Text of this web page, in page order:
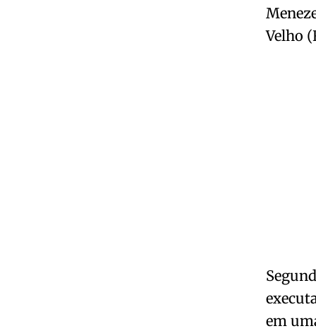
Velho
em